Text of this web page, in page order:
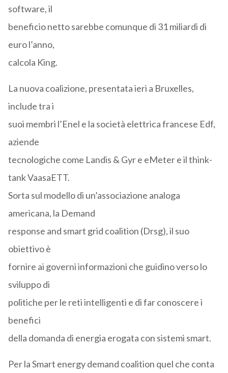
software, il
beneficio netto sarebbe comunque di 31 miliardi di
euro l’anno,
calcola King.
La nuova coalizione, presentata ieri a Bruxelles,
include tra i
suoi membri l’Enel e la società elettrica francese Edf,
aziende
tecnologiche come Landis & Gyr e eMeter e il think-
tank VaasaETT.
Sorta sul modello di un’associazione analoga
americana, la Demand
response and smart grid coalition (Drsg), il suo
obiettivo è
fornire ai governi informazioni che guidino verso lo
sviluppo di
politiche per le reti intelligenti e di far conoscere i
benefici
della domanda di energia erogata con sistemi smart.
Per la Smart energy demand coalition quel che conta